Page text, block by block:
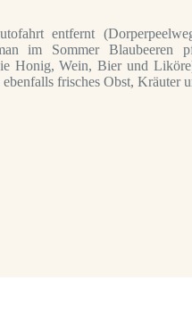
entfernt
im Sommer Blaubeeren
Honig, Wein, Bier und
frisches Obst, Kräuter